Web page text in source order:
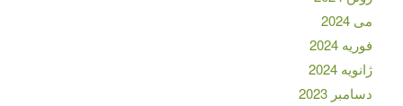
می 2024
فوریه 2024
ژانویه 2024
دسامبر 2023